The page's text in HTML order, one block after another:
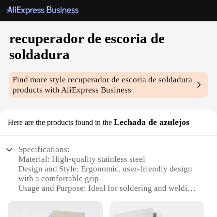
recuperador de escoria de
soldadura
Find more stylerecuperador de escoria de soldadura
products with AliExpress Business
Here are the products found in the Lechada de azulejos
Specifications:
Material: High-quality stainless steel
Design and Style: Ergonomic, user-friendly design
with a comfortable grip
Usage and Purpose: Ideal for soldering and welding
Performance and Property: Durable and efficient in